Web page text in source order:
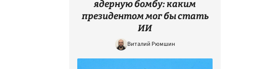
ядерную бомбу: каким
президентом мог бы стать
ИИ
Виталий Рюмшин